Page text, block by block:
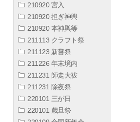
210920 宮入
210920 担ぎ神輿
210920 本神輿等
211113 クラフト祭
211123 新嘗祭
211226 年末境内
211231 師走大祓
211231 除夜祭
220101 三が日
220101 歳旦祭